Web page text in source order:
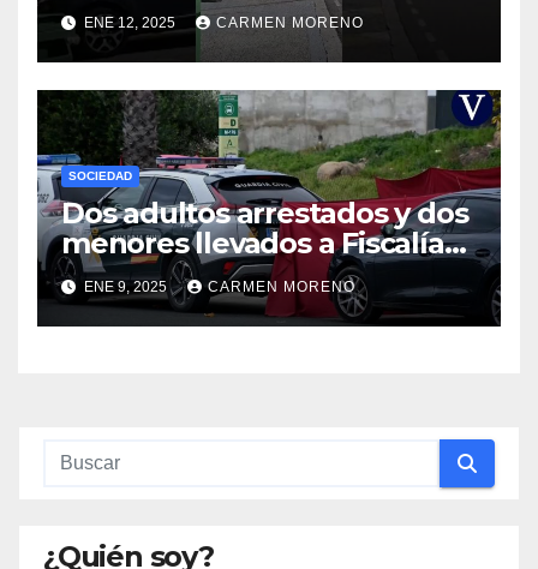
Palencia
ENE 12, 2025 CARMEN MORENO
SOCIEDAD
Dos adultos arrestados y dos
menores llevados a Fiscalía
por el homicidio de un joven
en Gerena, Sevilla
ENE 9, 2025 CARMEN MORENO
¿Quién soy?